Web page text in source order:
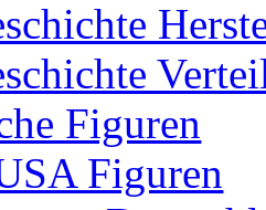
Figuren
Figuren